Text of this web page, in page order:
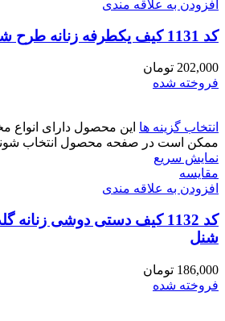
افزودن به علاقه مندی
کد 1131 کیف یکطرفه زنانه طرح شنل
202,000 تومان
فروخته شده
انتخاب گزینه ها این محصول دارای انواع
ممکن است در صفحه محصول انتخاب
نمایش سریع
مقايسه
افزودن به علاقه مندی
کد 1132 کیف دستی دوشی
شنل
186,000 تومان
فروخته شده